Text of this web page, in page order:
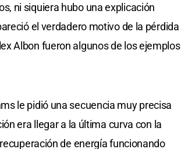
ni siquiera hubo una explicación
el verdadero motivo de la pérdida
Albon fueron algunos de los ejemplos
le pidió una secuencia muy precisa
era llegar a la última curva con la
de energía funcionando